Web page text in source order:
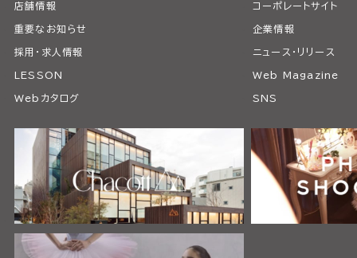
店舗情報 コーポレートサイト
重要なお知らせ 企業情報
採用・求人情報 ニュース・リリース
LESSON Web Magazine
Webカタログ SNS